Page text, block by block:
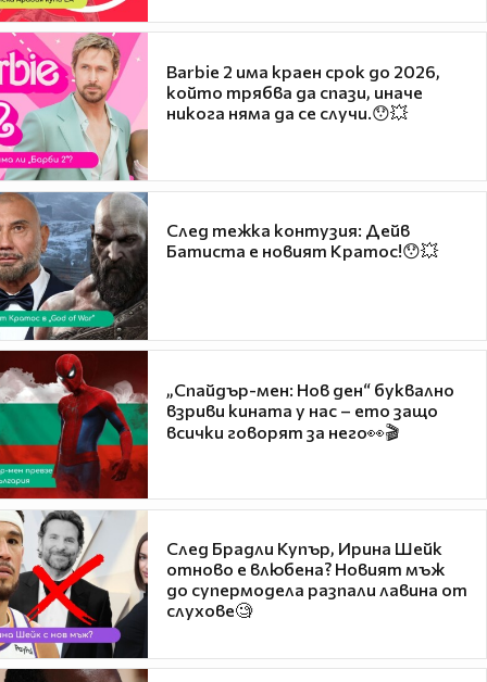
Barbie 2 има краен срок до 2026,
който трябва да спази, иначе
никога няма да се случи.😯💥
След тежка контузия: Дейв
Батиста е новият Кратос!😯💥
„Спайдър-мен: Нов ден“ буквално
взриви кината у нас – ето защо
всички говорят за него👀🎬
След Брадли Купър, Ирина Шейк
отново е влюбена? Новият мъж
до супермодела разпали лавина от
слухове🧐